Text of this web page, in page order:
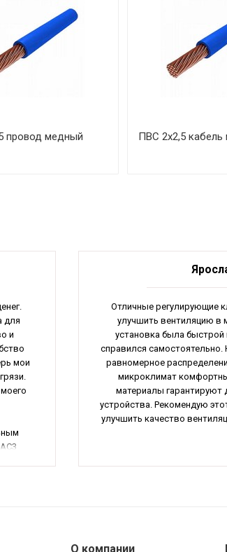
провод медный ПВС 2х2,5
для
и
мои
Отличные регулирующие
улучшить вентиляцию в
установка была быстрой
справился
равномерное
микроклимат
материалы гарантируют
устройства. Рекомендую
улучшить качество
О компании